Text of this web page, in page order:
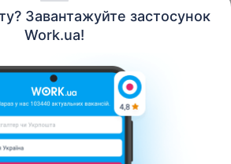
Завантажуйте застосунок
Work.ua!